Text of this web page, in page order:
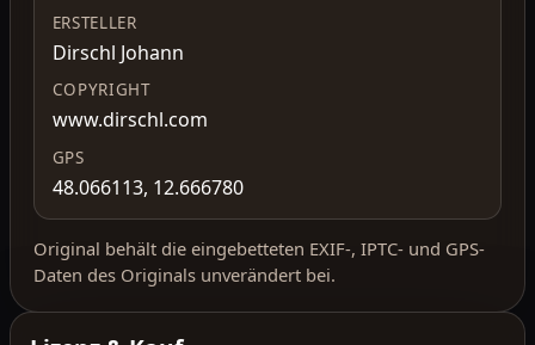
ERSTELLER
Dirschl Johann
COPYRIGHT
www.dirschl.com
GPS
48.066113, 12.666780
Original behält die eingebetteten EXIF-, IPTC- und GPS-
Daten des Originals unverändert bei.